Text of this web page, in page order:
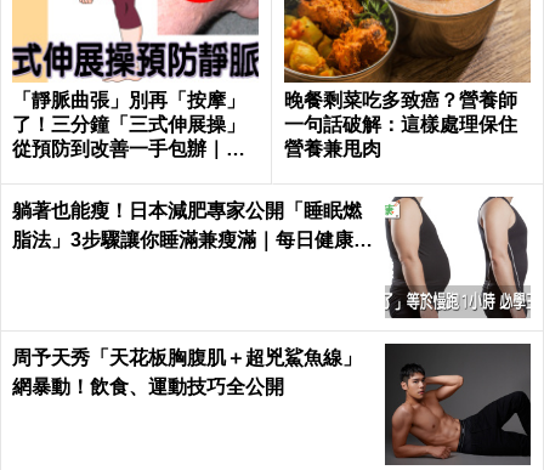
「靜脈曲張」別再「按摩」
了！三分鐘「三式伸展操」
從預防到改善一手包辦｜每
晚餐剩菜吃多致癌？營養師
一句話破解：這樣處理保住
營養兼甩肉
躺著也能瘦！日本減肥專家公開「睡眠燃
脂法」3步驟讓你睡滿兼瘦滿｜每日健康 H
周予天秀「天花板胸腹肌＋超兇鯊魚線」
網暴動！飲食、運動技巧全公開